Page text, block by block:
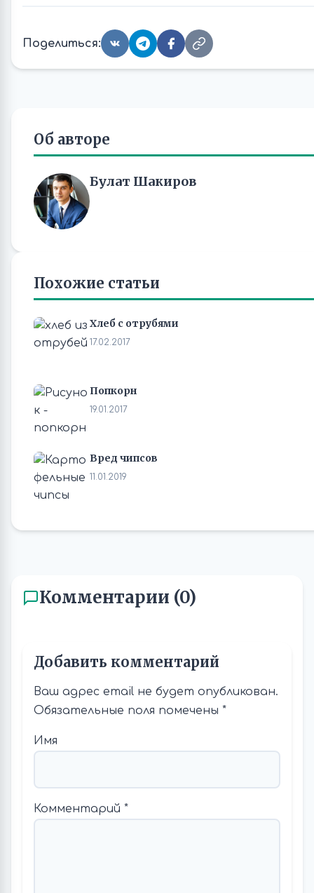
Поделиться:
Об авторе
Булат Шакиров
Похожие статьи
Хлеб с отрубями
17.02.2017
Попкорн
19.01.2017
Вред чипсов
11.01.2019
Комментарии (0)
Добавить комментарий
Ваш адрес email не будет опубликован.
Обязательные поля помечены *
Имя
Комментарий *